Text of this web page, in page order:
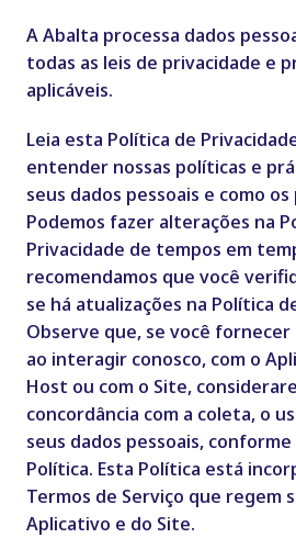
A Abalta processa dados
todas as leis de privacidade e
aplicáveis.
Leia esta Política de
entender nossas políticas e
seus dados pessoais e como
Podemos fazer alterações na
Privacidade de tempos em
recomendamos que você
se há atualizações na Política
Observe que, se você fornecer
ao interagir conosco, com o
Host ou com o Site,
concordância com a coleta, o
seus dados pessoais,
Política. Esta Política está
Termos de Serviço que regem
Aplicativo e do Site.